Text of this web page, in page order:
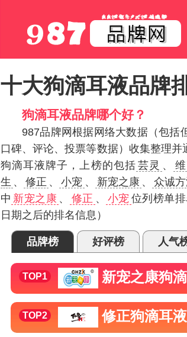
十大狗滴耳液品牌
狗滴耳液品牌哪个好？
987品牌网根据网络大数据（包括
口碑、评论、投票等数据）收集整理
狗滴耳液牌子，上榜的包括 芸灵 、
生 、 修正 、 小宠 、 新宠之康 、 众诚
中 新宠之康 、 修正 、 小宠 位列榜单
日期之后的排名信息）
品牌榜 好评榜 人气
TOP1 新宠之康狗
TOP2 修正狗滴耳液